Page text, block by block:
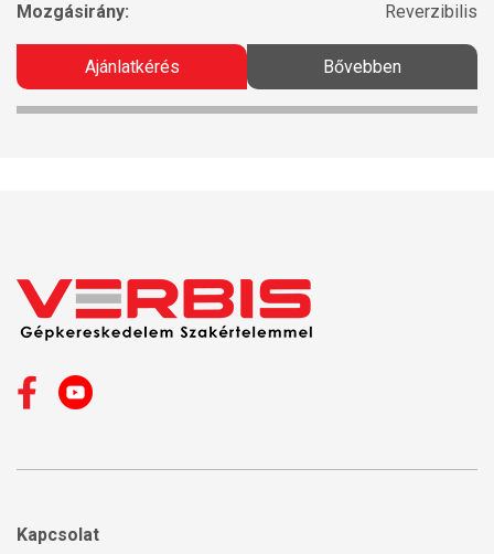
Mozgásirány:
Reverzibilis
Ajánlatkérés Bővebben
Kapcsolat